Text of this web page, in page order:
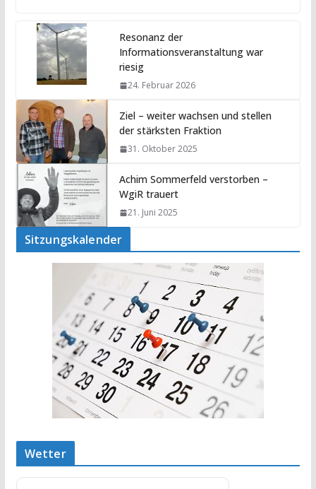
Resonanz der
Informationsveranstaltung war
riesig
24. Februar 2026
Ziel – weiter wachsen und stellen
der stärksten Fraktion
31. Oktober 2025
Achim Sommerfeld verstorben –
WgiR trauert
21. Juni 2025
Sitzungskalender
Wetter